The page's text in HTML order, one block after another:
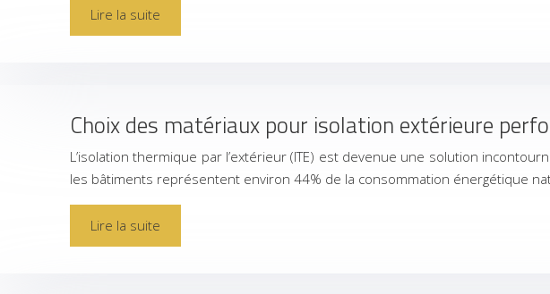
Lire la suite
Choix des matériaux pour isolation extérieure
L’isolation thermique par l’extérieur (ITE) est devenue une solution
les bâtiments représentent environ 44% de la consommation énergétique
Lire la suite